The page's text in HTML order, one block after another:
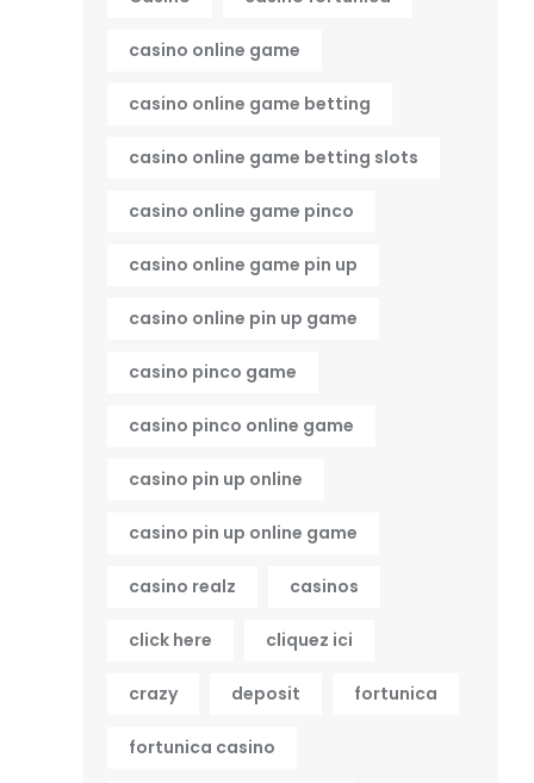
casino online game
casino online game betting
casino online game betting slots
casino online game pinco
casino online game pin up
casino online pin up game
casino pinco game
casino pinco online game
casino pin up online
casino pin up online game
casino realz casinos
click here cliquez ici
crazy deposit fortunica
fortunica casino